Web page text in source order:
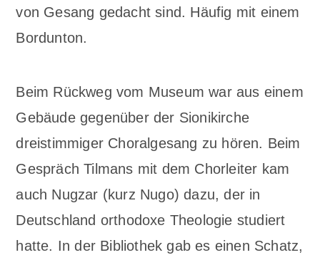
von Gesang gedacht sind. Häufig mit einem
Bordunton.
Beim Rückweg vom Museum war aus einem
Gebäude gegenüber der Sionikirche
dreistimmiger Choralgesang zu hören. Beim
Gespräch Tilmans mit dem Chorleiter kam
auch Nugzar (kurz Nugo) dazu, der in
Deutschland orthodoxe Theologie studiert
hatte. In der Bibliothek gab es einen Schatz,